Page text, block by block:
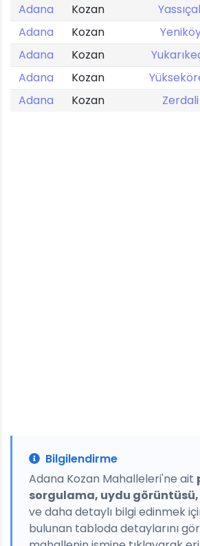
Adana
Kozan
Adana
Kozan
Adana
Kozan
Adana
Kozan
Adana
Kozan
Bilgilendirme
Adana Kozan Mahalleleri'ne ait
sorgulama, uydu görüntüsü,
ve daha detaylı bilgi edinmek
bulunan tabloda detaylarını